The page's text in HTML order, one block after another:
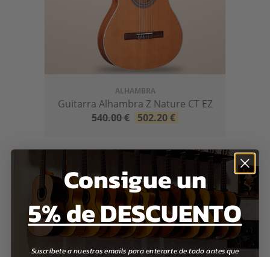
ALHAMBRA
Guitarra Alhambra Z Nature CT EZ
540.00€ 502.20€
Consigue un
5% de DESCUENTO
Suscríbete a nuestros emails para enterarte de todo antes que